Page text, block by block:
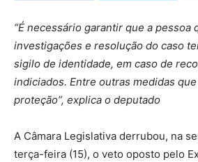
“É necessário garantir que a pessoa
investigações e resolução do caso
sigilo de identidade, em caso de
indiciados. Entre outras medidas
proteção”, explica o deputado
A Câmara Legislativa derrubou, na
terça-feira (15), o veto oposto pelo